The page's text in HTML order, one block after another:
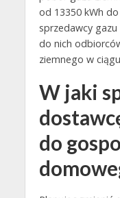
od 13350 kWh
sprzedawcy
do nich
ziemnego w
W jaki
do